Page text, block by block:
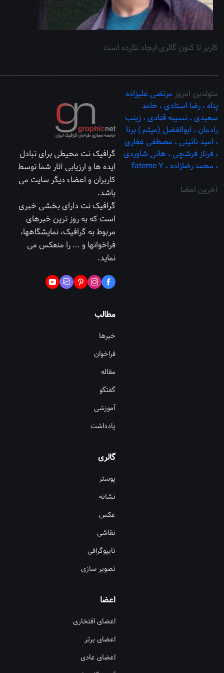
کاربر تا کنون گالری ایجاد نکرده است
متولدین امروز مرتضی علیزاده
پناه ،رضا استادی ، حامد
سعیدی ،نسیبه قنادی ،زینب
رادمان ، ابوالفضل (میثم ) برنا
، امید نائینی ، مصطفی غفاری
،فرناز فرشچی ، هانی شاوردی
، محمد رضازاده ،fateme Y
آخرین اعضا
گرافیک نت محیطی برای تبادل
ایده ها و ارزیابی آثار شما توسط
کاربران و اعضاء دیگر سایت می
باشد.
گرافیک نت دارای بخشی خبری
است که به روز ترین خبرهای
مربوط به گرافیک، نمایشگاهها،
فراخوانها و ... را منعکس می
نماید.
مطالب
خبرها
فراخوان
مقاله
گفتگو
آموزشی
یادداشت
گالری
پوستر
نشانه
عکس
نقاشی
تایپوگرافی
تصویر سازی
اعضا
اعضای افتخاری
اعضای برتر
اعضای عادی